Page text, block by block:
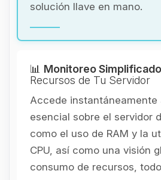
solución llave en mano.
📊 Monitoreo Simplificado
Recursos de Tu Servidor
Accede instantáneamente
esencial sobre el servidor
como el uso de RAM y la
CPU, así como una visión
consumo de recursos,